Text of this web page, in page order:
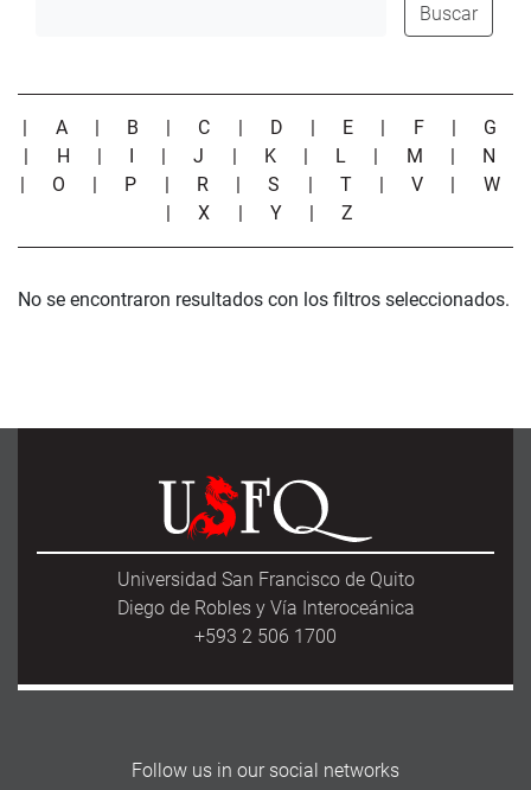
Buscar
| A | B | C | D | E | F | G
| H | I |J | K | L | M | N
| O | P | R |S | T |V | W
|X | Y |Z
No se encontraron resultados con los filtros seleccionados.
Universidad San Francisco de Quito
Diego de Robles y Vía Interoceánica
+593 2 506 1700
Follow us in our social networks